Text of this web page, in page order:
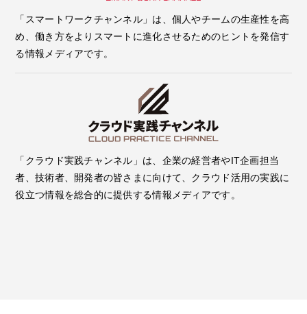
「スマートワークチャンネル」は、個人やチームの生産性を高
め、働き方をよりスマートに進化させるためのヒントを発信す
る情報メディアです。
「クラウド実践チャンネル」は、企業の経営者やIT企画担当
者、技術者、開発者の皆さまに向けて、クラウド活用の実践に
役立つ情報を総合的に提供する情報メディアです。